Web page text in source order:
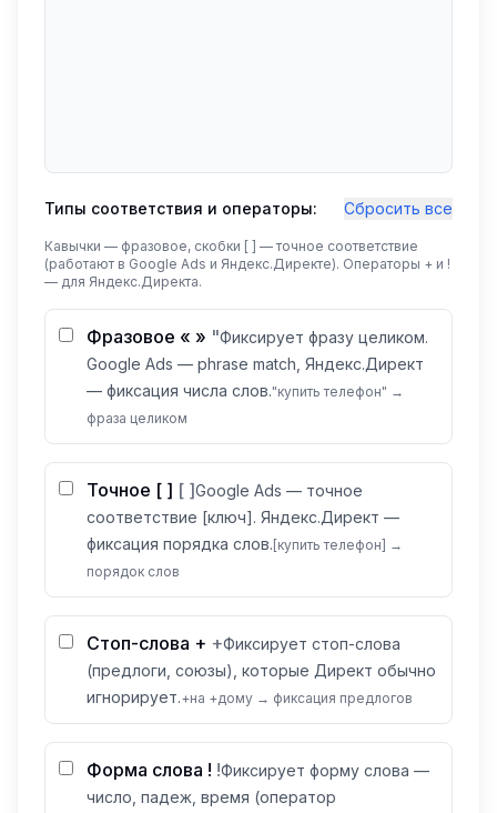
Типы соответствия и операторы: Сбросить все
Кавычки — фразовое, скобки [ ] — точное соответствие
(работают в Google Ads и Яндекс.Директе). Операторы + и !
— для Яндекс.Директа.
Фразовое « » "Фиксирует фразу целиком.
Google Ads — phrase match, Яндекс.Директ
— фиксация числа слов."купить телефон" →
фраза целиком
Точное [ ] [ ]Google Ads — точное
соответствие [ключ]. Яндекс.Директ —
фиксация порядка слов. [купить телефон] →
порядок слов
Стоп-слова + +Фиксирует стоп-слова
(предлоги, союзы), которые Директ обычно
игнорирует.+на +дому → фиксация предлогов
Форма слова ! !Фиксирует форму слова —
число, падеж, время (оператор